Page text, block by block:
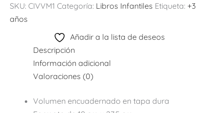
SKU: CIVVM1 Categoría: Libros Infantiles Etiqueta: +3
años
Añadir a la lista de deseos
Descripción
Información adicional
Valoraciones (0)
Volumen encuadernado en tapa dura